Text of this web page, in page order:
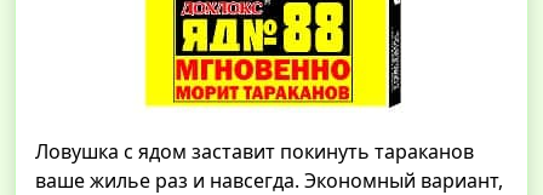
Ловушка с ядом заставит покинуть тараканов
ваше жилье раз и навсегда. Экономный вариант,